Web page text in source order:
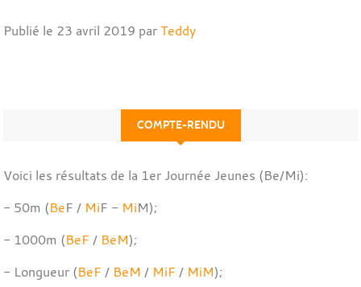
Publié le 23 avril 2019 parTeddy
COMPTE-RENDU
Voici les résultats de la 1er Journée Jeunes (Be/Mi):
- 50m (BeF / MiF - MiM);
- 1000m (BeF / BeM);
- Longueur (BeF / BeM / MiF / MiM);